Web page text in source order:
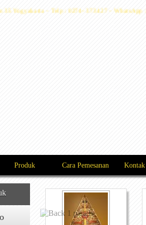
35 Yogyakarta - Telp : 0274- 373427 -
Produk Cara Pemesanan